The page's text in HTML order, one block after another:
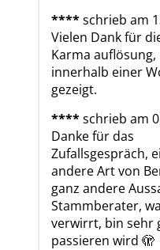
****schrieb am
Vielen Dank für
Karma
innerhalb einer
gezeigt.
****schrieb am
Danke für das
Zufallsgespräch,
andere Art von
ganz andere
Stammberater,
verwirrt, bin sehr
passieren wird 🫣